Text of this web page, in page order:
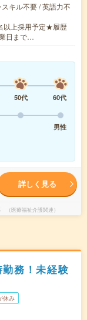
キル不要 / 英語力不
上採用予定★履歴
日まで…
50代
60代
男性
詳しく見る
医療福祉介護関連）
務！未経験
休み